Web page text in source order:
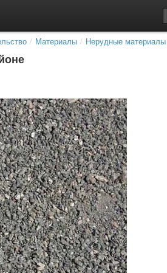
/ Материалы / Нерудные